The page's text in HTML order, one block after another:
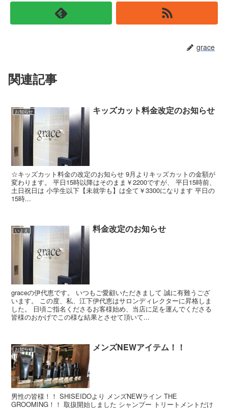
grace
関連記事
お知らせ キッズカット料金改定のお知らせ
☆キッズカット料金の改定のお知らせ 9月よりキッズカットの金額が
変わります。 平日15時以降はそのまま￥2200ですが、 平日15時前、
土日祝日は 小学生以下【未就学も】は全て￥3300になります 平日の
15時...
いよえ 料金改定のお知らせ
graceの伊代恵です。 いつもご愛顧いただきまして 誠に有難うござ
います。 この度、私、江下伊代恵はサロンディレクターに昇格しま
した。 日頃ご指名くださるお客様始め、当店に足を運んでくださる
皆様のおかげでこの様な結果とさせて頂いて...
お知らせ メンズNEWアイテム！！
男性の皆様！！ SHISEIDOより メンズNEWライン THE
GROOMING！！ 取扱開始しました シャンプー トリートメントだけ